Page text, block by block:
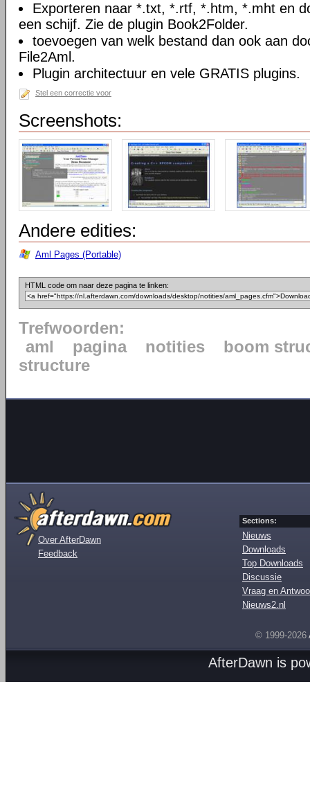
Exporteren naar *.txt, *.rtf, *.htm, *.mht en
een schijf. Zie de plugin Book2Folder.
toevoegen van welk bestand dan ook aan
File2Aml.
Plugin architectuur en vele GRATIS plugins.
Stel een correctie voor
Screenshots:
Andere edities:
Aml Pages (Portable)
HTML code om naar deze pagina te linken:
Trefwoorden:
aml
pagina notities
boom
structure
Over AfterDawn
Feedback
Sections:
Nieuws
Downloads
Top Downloads
Discussie
Vraag en
Nieuws2.nl
© 1999-2026
AfterDawn is